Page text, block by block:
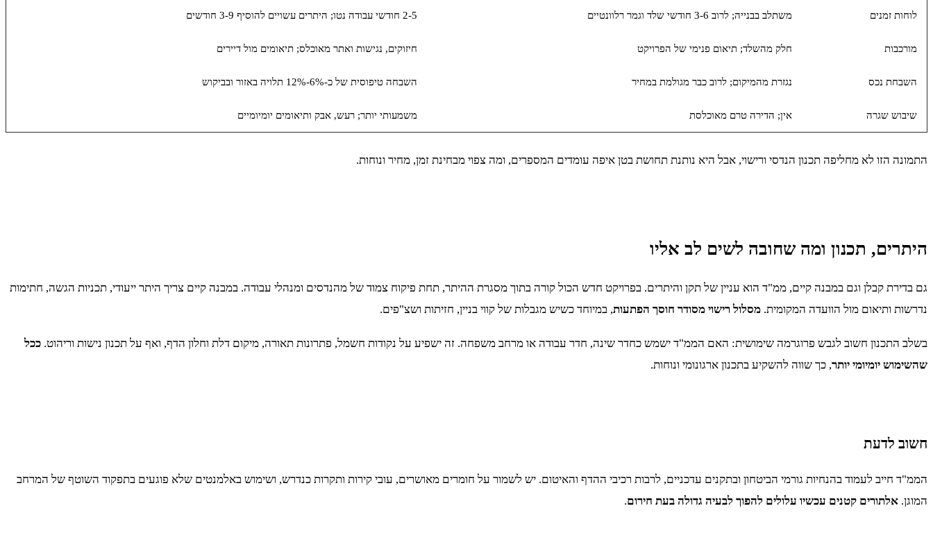
לוחות זמנים משתלב בבנייה; לרוב 3-6 חודשי שלד וגמר רלוונטיים 2-5 חודשי עבודה נטו; היתרים עשויים להוסיף 3-9 חודשים
מורכבות חלק מהשלד; תיאום פנימי של הפרויקט חיזוקים, נגישות ואתר מאוכלס; תיאומים מול דיירים
השבחת נכס נגזרת מהמיקום; לרוב כבר מגולמת במחיר השבחה טיפוסית של כ-6%-12% תלויה באזור ובביקוש
שיבוש שגרה אין; הדירה טרם מאוכלסת משמעותי יותר; רעש, אבק ותיאומים יומיומיים
התמונה הזו לא מחליפה תכנון הנדסי ורישוי, אבל היא נותנת תחושת בטן איפה עומדים המספרים, ומה צפוי מבחינת זמן, מחיר ונוחות.
היתרים, תכנון ומה שחובה לשים לב אליו
גם בדירת קבלן וגם במבנה קיים, ממ"ד הוא עניין של תקן והיתרים. בפרויקט חדש הכול קורה בתוך מסגרת ההיתר, תחת פיקוח צמוד של מהנדסים ומנהלי עבודה. במבנה קיים צריך היתר ייעודי, תכניות הגשה, חתימות
נדרשות ותיאום מול הוועדה המקומית. מסלול רישוי מסודר חוסך הפתעות, במיוחד כשיש מגבלות של קווי בניין, חזיתות ושצ"פים.
בשלב התכנון חשוב לגבש פרוגרמה שימושית: האם הממ"ד ישמש כחדר שינה, חדר עבודה או מרחב משפחה. זה ישפיע על נקודות חשמל, פתרונות תאורה, מיקום דלת וחלון הדף, ואף על תכנון נישות וריהוט. ככל
שהשימוש יומיומי יותר, כך שווה להשקיע בתכנון ארגונומי ונוחות.
חשוב לדעת
הממ"ד חייב לעמוד בהנחיות גורמי הביטחון ובתקנים עדכניים, לרבות רכיבי ההדף והאיטום. יש לשמור על חומרים מאושרים, עובי קירות ותקרות כנדרש, ושימוש באלמנטים שלא פוגעים בתפקוד השוטף של המרחב
המוגן. אלתורים קטנים עכשיו עלולים להפוך לבעיה גדולה בעת חירום.